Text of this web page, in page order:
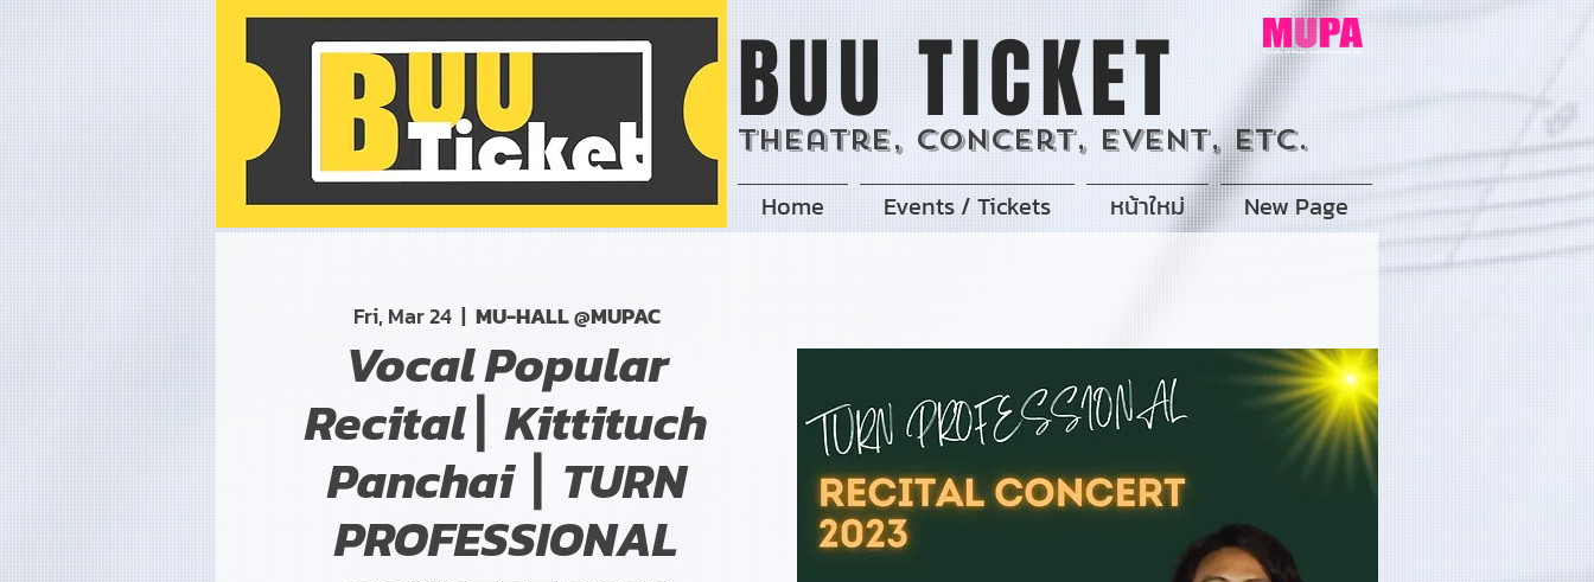
BUU TICKET
Theatre, Concert, Event, Etc.
Home Events / Tickets หน้าใหม่ New Page
Fri, Mar 24
  |
MU-HALL @MUPAC
Vocal Popular
Recital┃ Kittituch
Panchai ┃ TURN
PROFESSIONAL